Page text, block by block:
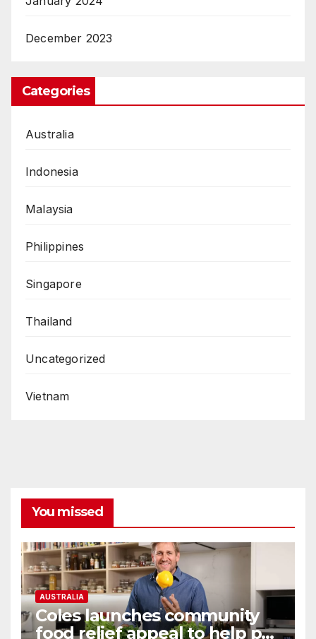
December 2023
Categories
Australia
Indonesia
Malaysia
Philippines
Singapore
Thailand
Uncategorized
Vietnam
You missed
AUSTRALIA
Coles launches community
food relief appeal to help put